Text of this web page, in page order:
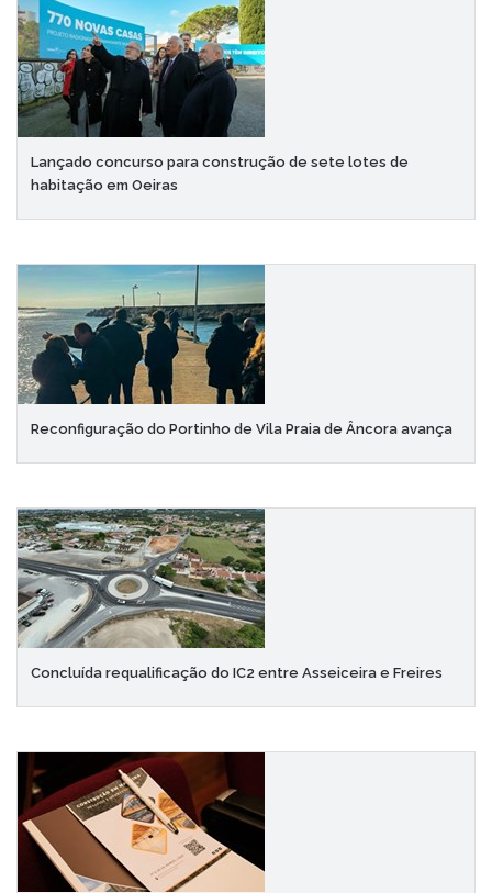
Lançado concurso para construção de sete lotes de
habitação em Oeiras
Reconfiguração do Portinho de Vila Praia de Âncora avança
Concluída requalificação do IC2 entre Asseiceira e Freires